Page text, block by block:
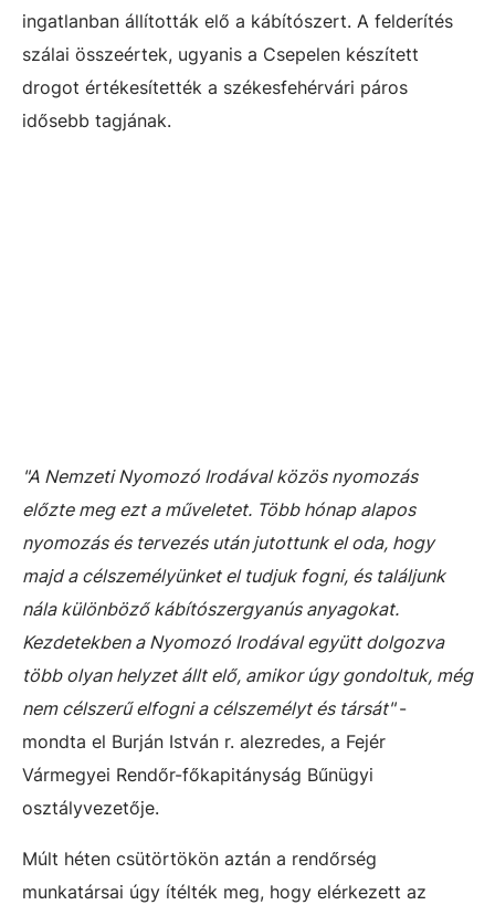
ingatlanban állították elő a kábítószert. A felderítés
szálai összeértek, ugyanis a Csepelen készített
drogot értékesítették a székesfehérvári páros
idősebb tagjának.
"A Nemzeti Nyomozó Irodával közös nyomozás
előzte meg ezt a műveletet. Több hónap alapos
nyomozás és tervezés után jutottunk el oda, hogy
majd a célszemélyünket el tudjuk fogni, és találjunk
nála különböző kábítószergyanús anyagokat.
Kezdetekben a Nyomozó Irodával együtt dolgozva
több olyan helyzet állt elő, amikor úgy gondoltuk, még
nem célszerű elfogni a célszemélyt és társát"-
mondta el Burján István r. alezredes, a Fejér
Vármegyei Rendőr-főkapitányság Bűnügyi
osztályvezetője.
Múlt héten csütörtökön aztán a rendőrség
munkatársai úgy ítélték meg, hogy elérkezett az